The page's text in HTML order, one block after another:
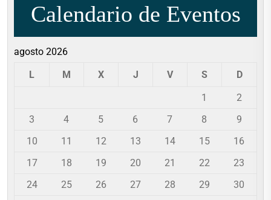
entradas
Calendario de Eventos
agosto 2026
L
M X J V S
D
1
2
3
4 5 6 7 8
9
10
11 12 13 14 15
16
17
18 19 20 21 22
23
24
25 26 27 28 29
30